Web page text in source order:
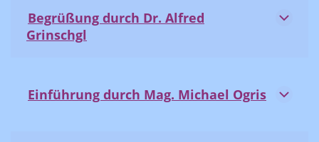
Begrüßung durch Dr. Alfred
Grinschgl
Einführung durch Mag. Michael Ogris